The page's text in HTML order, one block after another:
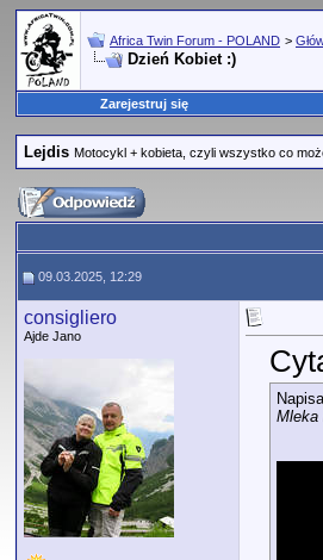
Africa Twin Forum - POLAND >
Dzień Kobiet :)
Zarejestruj się
Lejdis Motocykl + kobieta, czyli wszystko co
09.03.2025, 12:29
consigliero
Ajde Jano
Mleka